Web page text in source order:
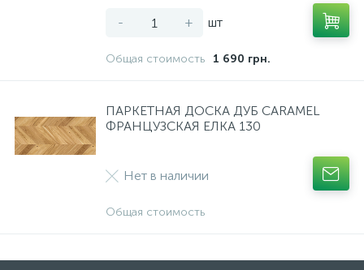
- + шт
Общая стоимость 1 690 грн.
ПАРКЕТНАЯ ДОСКА ДУБ CARAMEL
ФРАНЦУЗСКАЯ ЕЛКА 130
Нет в наличии
Общая стоимость